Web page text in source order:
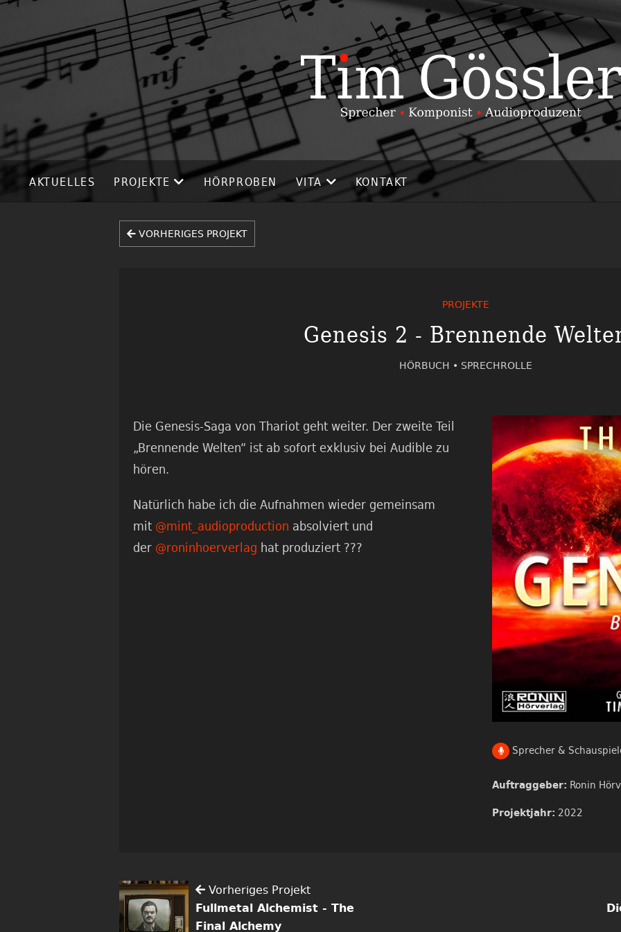
AKTUELLES PROJEKTE HÖRPROBEN VITA KONTAKT
VORHERIGES PROJEKT
PROJEKTE
Genesis 2 - Brennende
HÖRBUCH • SPRECHROLLE
Sprecher &
Auftraggeber: Ronin
Projektjahr: 2022
Die Genesis-Saga von Thariot geht weiter. Der zweite Teil
„Brennende Welten“ ist ab sofort exklusiv bei Audible zu
hören.
Natürlich habe ich die Aufnahmen wieder gemeinsam
mit@mint_audioproduction absolviert und
der@roninhoerverlag hat produziert ???
Vorheriges Projekt
Fullmetal Alchemist - The
Final Alchemy